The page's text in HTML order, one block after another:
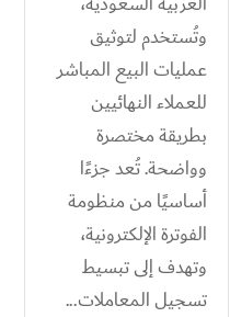
وتُستخدم لتوثيق
عمليات البيع المباشر
للعملاء النهائيين
بطريقة مختصرة
وواضحة. تُعد جزءًا
أساسيًا من منظومة
الفوترة الإلكترونية،
وتهدف إلى تبسيط
تسجيل المعاملات...